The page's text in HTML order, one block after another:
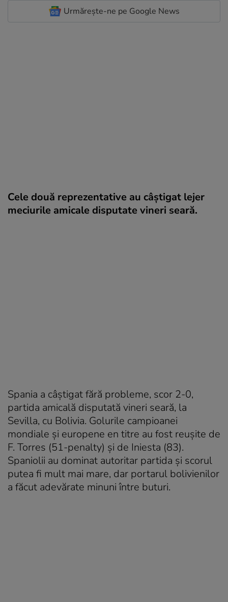
Urmărește-ne pe Google News
Cele două reprezentative au câştigat lejer
meciurile amicale disputate vineri seară.
Spania a câştigat fără probleme, scor 2-0,
partida amicală disputată vineri seară, la
Sevilla, cu Bolivia. Golurile campioanei
mondiale şi europene en titre au fost reuşite de
F. Torres (51-penalty) şi de Iniesta (83).
Spaniolii au dominat autoritar partida şi scorul
putea fi mult mai mare, dar portarul bolivienilor
a făcut adevărate minuni între buturi.